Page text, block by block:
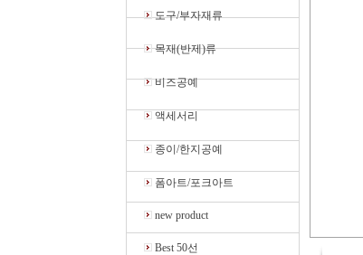
도구/부자재류
목재(반제)류
비즈공예
액세서리
종이/한지공예
폼아트/포크아트
new product
Best 50선